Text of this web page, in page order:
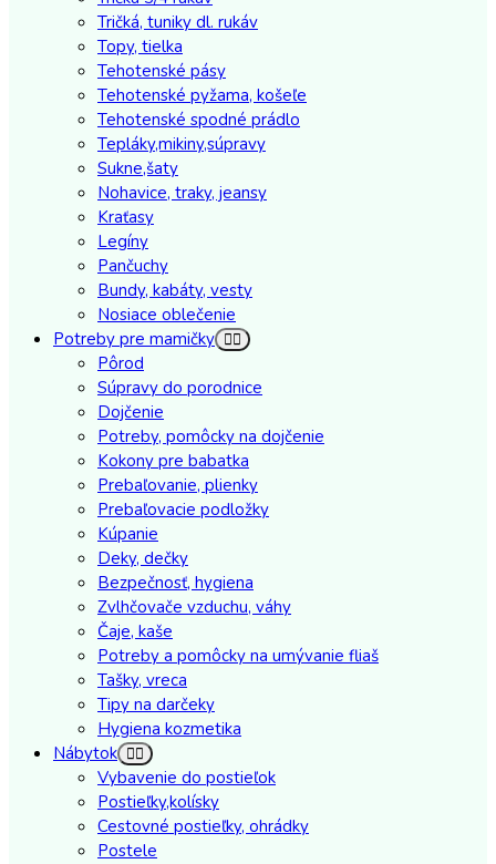
Tričká, tuniky dl. rukáv
Topy, tielka
Tehotenské pásy
Tehotenské pyžama, košeľe
Tehotenské spodné prádlo
Tepláky,mikiny,súpravy
Sukne,šaty
Nohavice, traky, jeansy
Kraťasy
Legíny
Pančuchy
Bundy, kabáty, vesty
Nosiace oblečenie
Potreby pre mamičky
Pôrod
Súpravy do porodnice
Dojčenie
Potreby, pomôcky na dojčenie
Kokony pre babatka
Prebaľovanie, plienky
Prebaľovacie podložky
Kúpanie
Deky, dečky
Bezpečnosť, hygiena
Zvlhčovače vzduchu, váhy
Čaje, kaše
Potreby a pomôcky na umývanie fliaš
Tašky, vreca
Tipy na darčeky
Hygiena kozmetika
Nábytok
Vybavenie do postieľok
Postieľky,kolísky
Cestovné postieľky, ohrádky
Postele